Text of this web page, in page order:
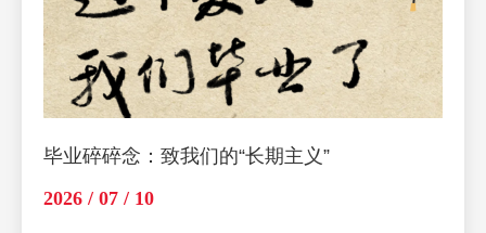
毕业碎碎念：致我们的“长期主义”
2026 / 07 / 10